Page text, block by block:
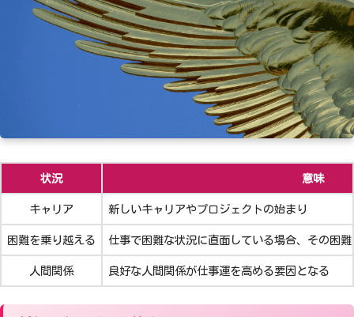
状況 意味
キャリア 新しいキャリアやプロジェクトの始まり
困難を乗り越える 仕事で困難な状況に直面している場合、その困
人間関係 良好な人間関係が仕事運を高める要因となる